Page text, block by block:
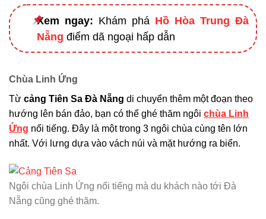
Xem ngay: Khám phá Hồ Hòa Trung Đà
Nẵng điểm dã ngoại hấp dẫn
Chùa Linh Ứng
Từ cảng Tiên Sa Đà Nẵng di chuyển thêm một đoạn theo
hướng lên bán đảo, bạn có thể ghé thăm ngôi chùa Linh
Ứng nổi tiếng. Đây là một trong 3 ngôi chùa cùng tên lớn
nhất. Với lưng dựa vào vách núi và mặt hướng ra biển.
Ngôi chùa Linh Ứng nổi tiếng mà du khách nào tới Đà
Nẵng cũng ghé thăm.